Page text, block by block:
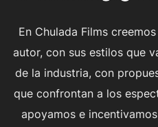
En Chulada Films
autor, con sus estilos que
de la industria, con
que confrontan a los
apoyamos e